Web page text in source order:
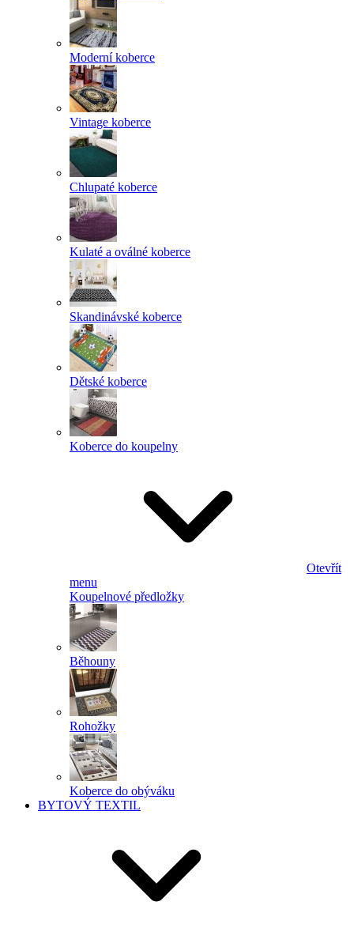
Moderní koberce
Vintage koberce
Chlupaté koberce
Kulaté a oválné koberce
Skandinávské koberce
Dětské koberce
Koberce do koupelny
Otevřít
menu
Koupelnové předložky
Běhouny
Rohožky
Koberce do obýváku
BYTOVÝ TEXTIL